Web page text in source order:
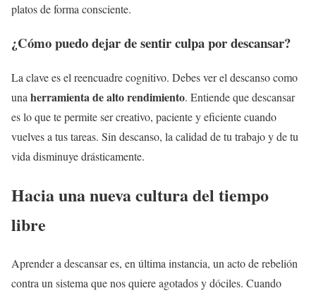
platos de forma consciente.
¿Cómo puedo dejar de sentir culpa por descansar?
La clave es el reencuadre cognitivo. Debes ver el descanso como
unaherramienta de alto rendimiento. Entiende que descansar
es lo que te permite ser creativo, paciente y eficiente cuando
vuelves a tus tareas. Sin descanso, la calidad de tu trabajo y de tu
vida disminuye drásticamente.
Hacia una nueva cultura del tiempo
libre
Aprender a descansar es, en última instancia, un acto de rebelión
contra un sistema que nos quiere agotados y dóciles. Cuando